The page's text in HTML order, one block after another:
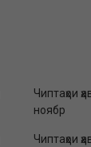
Чиптаҳои
ноябр
Чиптаҳои